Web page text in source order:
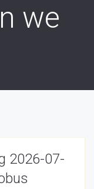
we
2026-07-